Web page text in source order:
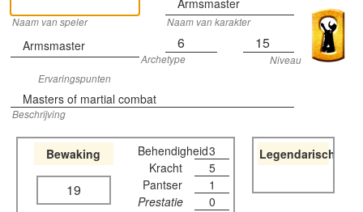
Armsmaster
Naam van speler Naam van karakter
Armsmaster 6 15
Archetype
Niveau
Ervaringspunten
Masters of martial combat
Beschrijving
Bewaking
19
Behendigheid3
Kracht
5
Pantser
1
Prestatie
0
Legendarisch